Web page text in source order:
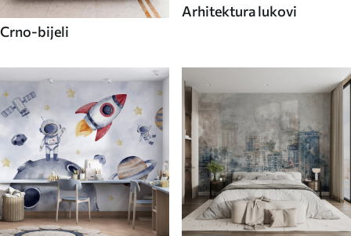
Crno-bijeli
Arhitektura lukovi